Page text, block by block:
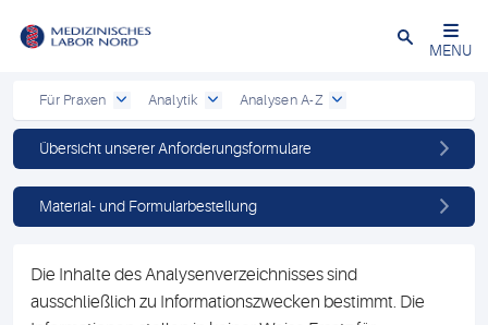
Schließen
MENU
Für Praxen Analytik Analysen A-Z
Übersicht unserer Anforderungsformulare
Material- und Formularbestellung
Die Inhalte des Analysenverzeichnisses sind
ausschließlich zu Informationszwecken bestimmt. Die